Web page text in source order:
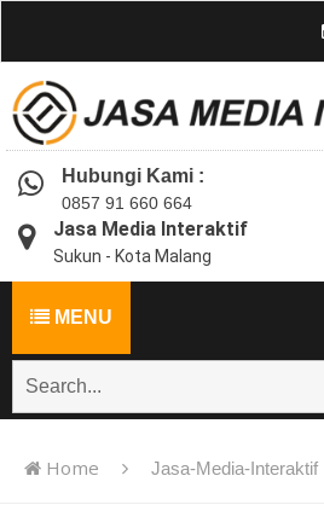
Hubungi Kami :
0857 91 660 664
Jasa Media Interaktif
Sukun - Kota Malang
MENU
Home Jasa-Media-Interaktif